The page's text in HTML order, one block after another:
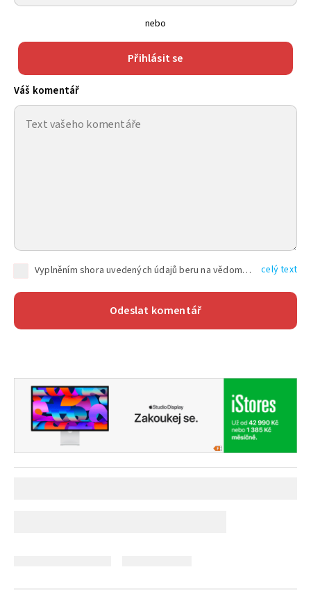
nebo
Přihlásit se
Váš komentář
Vyplněním shora uvedených údajů beru na vědomí, že společnost TEXT FACTORY s.r.o., sídlem Brno, Durďákova 336/29, Černá Pole, PSČ: 613 00, IČ: 06157831, zapsané u Krajského soudu v Brně, oddíl C, vložka 100399, bude zpracovávat mé osobní údaje uvedené v rámci mnou vyplněného registračního formuláře na základě oprávněných zájmů TEXT FACTORY s.r.o. dle čl. 6 odst. 1 písm. f) GDPR a pro splnění právních povinností (čl. 6 odst. 1 písm. c) GDPR), a to pro tyto účely: nezbytnost zajistit oprávnění návštěvníka webových stránek provozovaných společností TEXT FACTORY s.r.o. přispívat aktivně ke zveřejněným článkům nebo v rámci diskusních fór a výkon práv TEXT FACTORY s.r.o. jako administrátora těchto diskusních fór. Více informací o zpracování osobních údajů a právech lze nalézt v celý text